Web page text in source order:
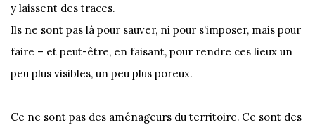
y laissent des traces.
Ils ne sont pas là pour sauver, ni pour s’imposer, mais pour
faire – et peut-être, en faisant, pour rendre ces lieux un
peu plus visibles, un peu plus poreux.
Ce ne sont pas des aménageurs du territoire. Ce sont des